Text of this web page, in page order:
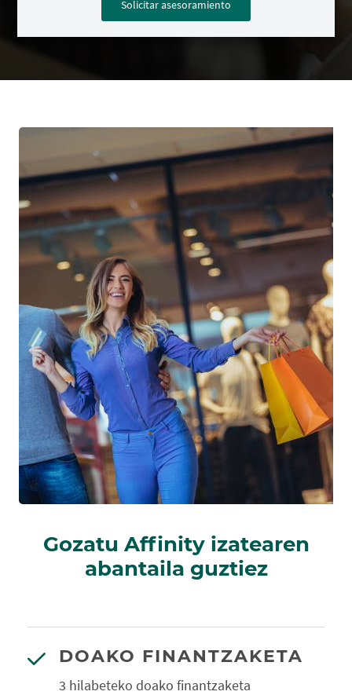
Solicitar asesoramiento
Gozatu Affinity izatearen
abantaila guztiez
DOAKO FINANTZAKETA
3 hilabeteko doako finantzaketa